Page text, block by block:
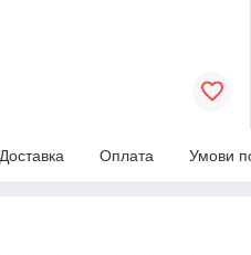
Доставка Оплата Умови